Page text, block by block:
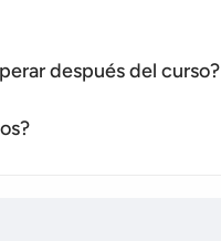
después del curso?